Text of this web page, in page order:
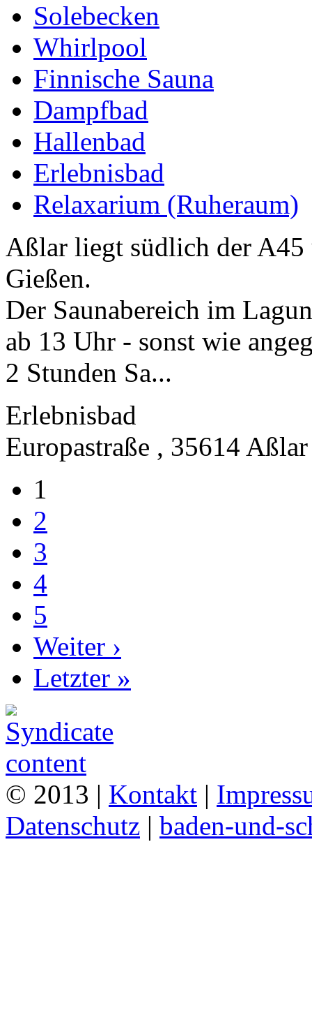
Solebecken
Whirlpool
Finnische Sauna
Dampfbad
Hallenbad
Erlebnisbad
Relaxarium (Ruheraum)
Aßlar liegt südlich der
Gießen.
Der Saunabereich im
ab 13 Uhr - sonst wie
2 Stunden Sa...
Erlebnisbad
Europastraße , 35614 Aßlar
1
2
3
4
5
Weiter ›
Letzter »
© 2013 | Kontakt |
Datenschutz | baden-und-